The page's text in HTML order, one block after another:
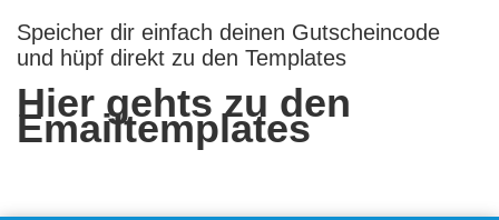
Speicher dir einfach deinen Gutscheincode
und hüpf direkt zu den Templates
Hier gehts zu den
Emailtemplates